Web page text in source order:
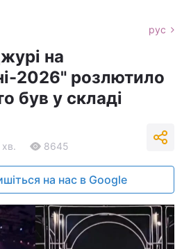
рус
на
2026" розлютило
був у складі
хв. 8645
на нас в Google